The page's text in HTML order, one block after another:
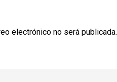
electrónico no será publicada.